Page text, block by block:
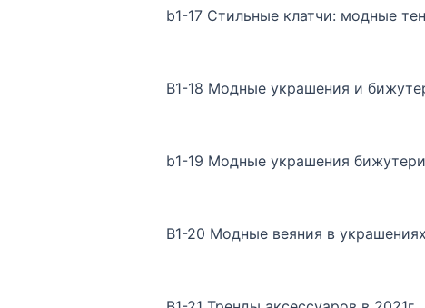
b1-17 Стильные клатчи: модные
B1-18 Модные украшения и
b1-19 Модные украшения
B1-20 Модные веяния в